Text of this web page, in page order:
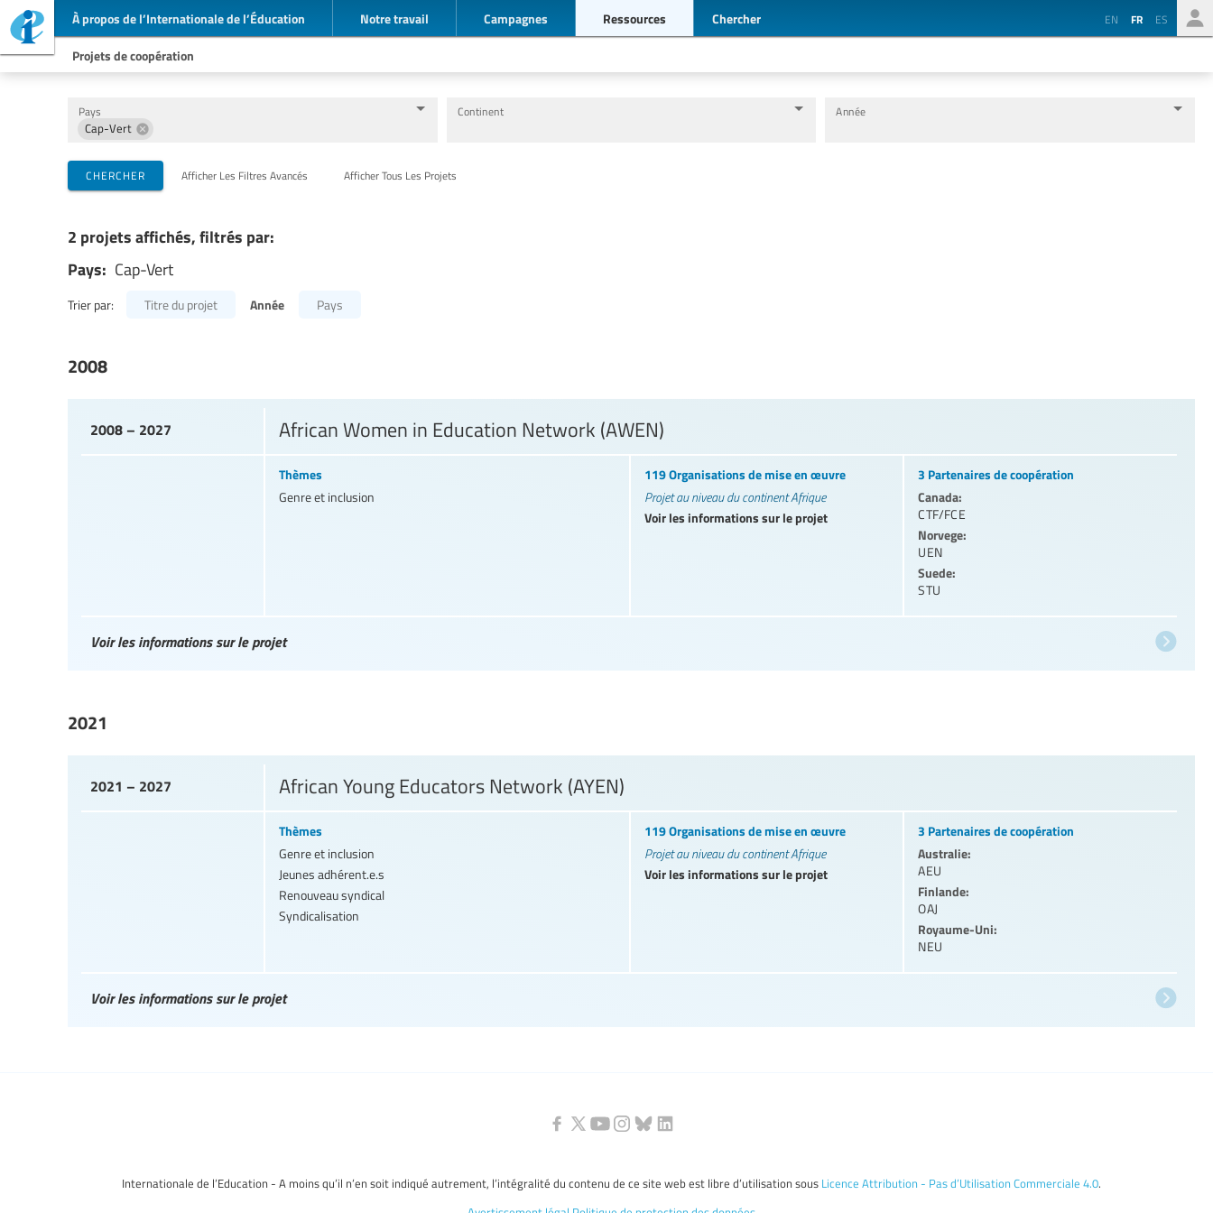
À propos de l’Internationale de l’Éducation Notre travail Campagnes Ressources Chercher EN FR ES
Projets de coopération
Pays
Cap-Vert
Continent Année
Organisations de mise en œuvre
CHERCHER Afficher Les Filtres Avancés Afficher Tous Les Projets
2 projets affichés, filtrés par:
Pays: Cap-Vert
Trier par: Titre du projet Année Pays
2008
2008 – 2027 African Women in Education Network (AWEN)
Thèmes
Genre et inclusion
119 Organisations de mise en œuvre
Projet au niveau du continent Afrique
Voir les informations sur le projet
3 Partenaires de coopération
Canada:
CTF/FCE
Norvege:
UEN
Suede:
STU
Voir les informations sur le projet
2021
2021 – 2027 African Young Educators Network (AYEN)
Thèmes
Genre et inclusion
Jeunes adhérent.e.s
Renouveau syndical
Syndicalisation
119 Organisations de mise en œuvre
Projet au niveau du continent Afrique
Voir les informations sur le projet
3 Partenaires de coopération
Australie:
AEU
Finlande:
OAJ
Royaume-Uni:
NEU
Voir les informations sur le projet
Internationale de l’Education - A moins qu’il n’en soit indiqué autrement, l’intégralité du contenu de ce site web est libre d’utilisation sous Licence Attribution - Pas d’Utilisation Commerciale 4.0.